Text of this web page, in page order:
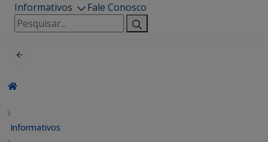
Informativos
Fale Conosco
Pesquisar
por:
Informativos